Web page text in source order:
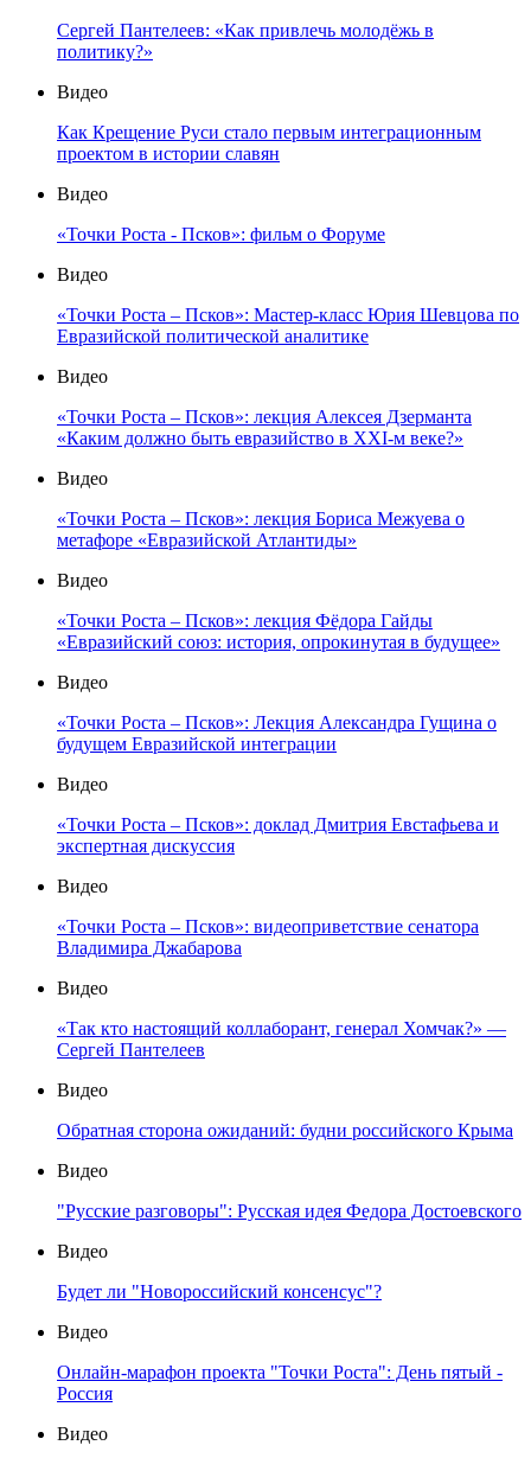
Сергей Пантелеев: «Как привлечь молодёжь в
политику?»
Видео
Как Крещение Руси стало первым интеграционным
проектом в истории славян
Видео
«Точки Роста - Псков»: фильм о Форуме
Видео
«Точки Роста – Псков»: Мастер-класс Юрия Шевцова по
Евразийской политической аналитике
Видео
«Точки Роста – Псков»: лекция Алексея Дзерманта
«Каким должно быть евразийство в XXI-м веке?»
Видео
«Точки Роста – Псков»: лекция Бориса Межуева о
метафоре «Евразийской Атлантиды»
Видео
«Точки Роста – Псков»: лекция Фёдора Гайды
«Евразийский союз: история, опрокинутая в будущее»
Видео
«Точки Роста – Псков»: Лекция Александра Гущина о
будущем Евразийской интеграции
Видео
«Точки Роста – Псков»: доклад Дмитрия Евстафьева и
экспертная дискуссия
Видео
«Точки Роста – Псков»: видеоприветствие сенатора
Владимира Джабарова
Видео
«Так кто настоящий коллаборант, генерал Хомчак?» —
Сергей Пантелеев
Видео
Обратная сторона ожиданий: будни российского Крыма
Видео
"Русские разговоры": Русская идея Федора Достоевского
Видео
Будет ли "Новороссийский консенсус"?
Видео
Онлайн-марафон проекта "Точки Роста": День пятый -
Россия
Видео